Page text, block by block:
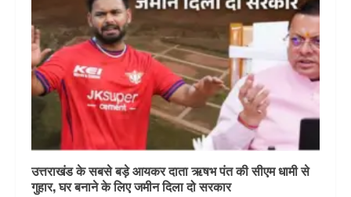
उत्तराखंड के सबसे बड़े आयकर दाता ऋषभ पंत की सीएम धामी से
गुहार, घर बनाने के लिए जमीन दिला दो सरकार